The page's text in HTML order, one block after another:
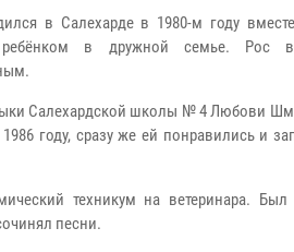
в Салехарде в 1980-м году
ребёнком в дружной семье. Рос
Салехардской школы № 4 Любови
году, сразу же ей понравились и
техникум на ветеринара.
песни.